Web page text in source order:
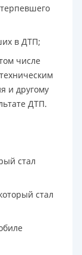
в ДТП;
числе
и другому
ДТП.
стал
стал